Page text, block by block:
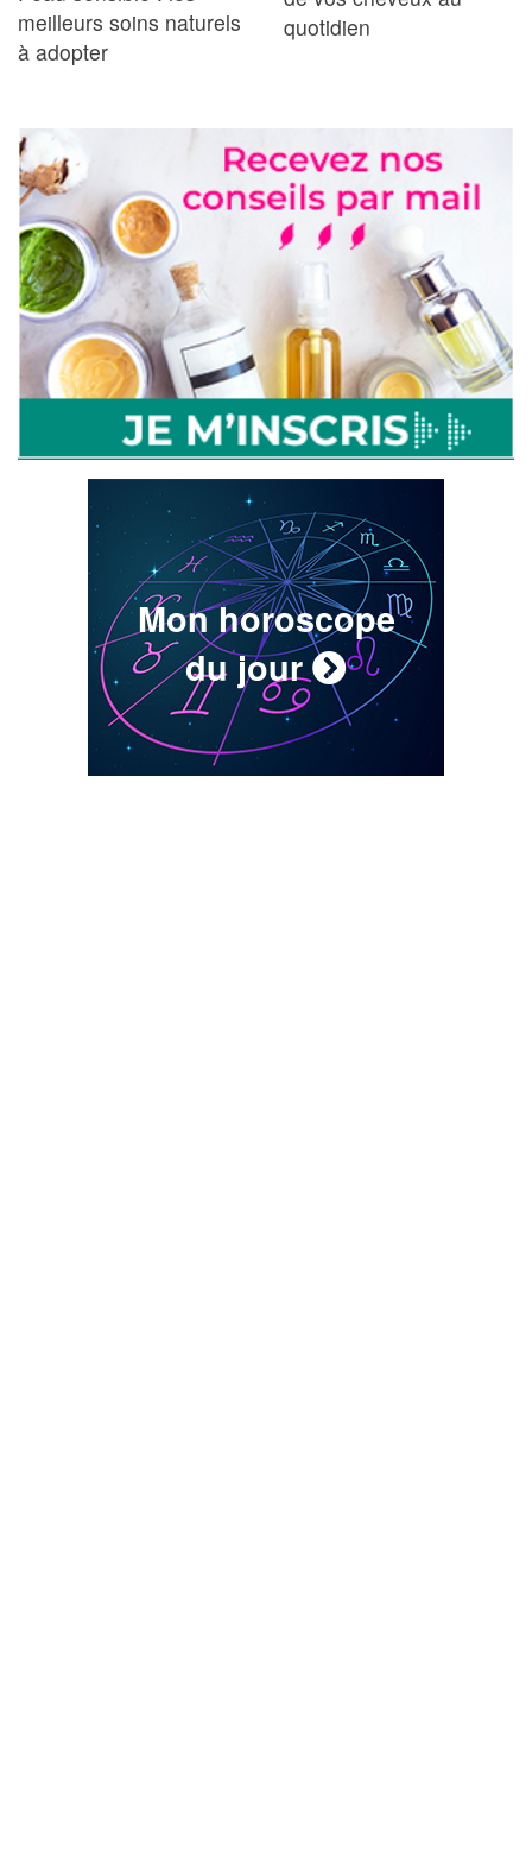
meilleurs soins naturels
à adopter
quotidien
Mon horoscope
du jour